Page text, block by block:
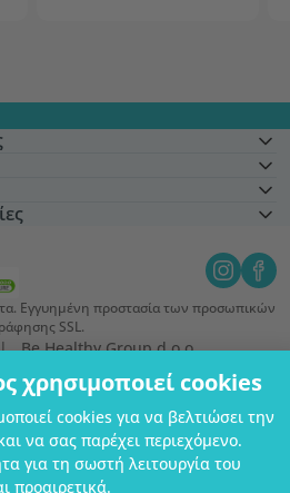
χρησιμοποιεί cookies
cookies για να βελτιώσει την
να σας παρέχει περιεχόμενο.
για τη σωστή λειτουργία του
προαιρετικά.
Εγγυημένη προστασία των προσωπικών
SSL.
Be Healthy Group d.o.o.
cookies Ρυθμίσεις cookies